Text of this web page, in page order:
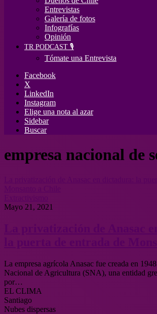
Entrevistas
Galería de fotos
Infografías
Opinión
TR PODCAST 🎙️
Tómate una Entrevista
Facebook
X
LinkedIn
Instagram
Elige una nota al azar
Sidebar
Buscar
empresa nacional de
Mayo 21, 2021
La empresa agrícola Anasac fue creada en
Nacional de Agricultura (SNA), una entidad
por…
EL CLIMA
Santiago
Nubes dispersas